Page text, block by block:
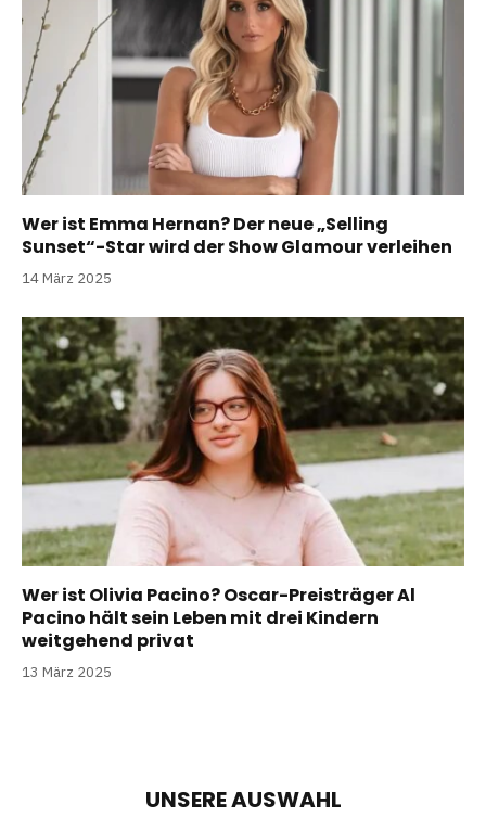
Wer ist Emma Hernan? Der neue „Selling
Sunset“-Star wird der Show Glamour verleihen
14 März 2025
Wer ist Olivia Pacino? Oscar-Preisträger Al
Pacino hält sein Leben mit drei Kindern
weitgehend privat
13 März 2025
UNSERE AUSWAHL